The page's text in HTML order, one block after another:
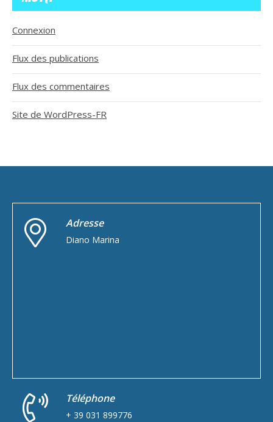
Connexion
Flux des publications
Flux des commentaires
Site de WordPress-FR
Adresse
Diano Marina
Téléphone
+ 39 031 899776